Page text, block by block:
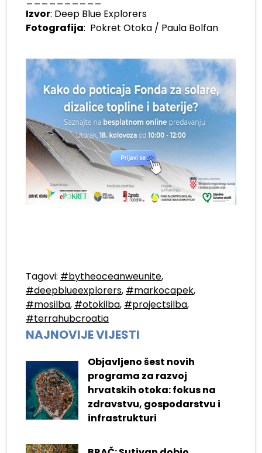
Izvor: Deep Blue Explorers
Fotografija: Pokret Otoka / Paula Bolfan
Tagovi: #bytheoceanweunite,
#deepblueexplorers, #markocapek,
#mosilba, #otokilba, #projectsilba,
#terrahubcroatia
NAJNOVIJE VIJESTI
Objavljeno šest novih
programa za razvoj
hrvatskih otoka: fokus na
zdravstvu, gospodarstvu i
infrastrukturi